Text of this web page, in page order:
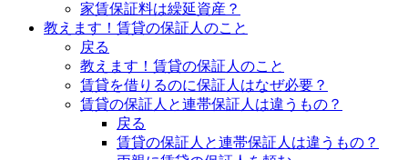
家賃保証料は繰延資産？
教えます！賃貸の保証人のこと
戻る
教えます！賃貸の保証人のこと
賃貸を借りるのに保証人はなぜ必要？
賃貸の保証人と連帯保証人は違うもの？
戻る
賃貸の保証人と連帯保証人は違うもの？